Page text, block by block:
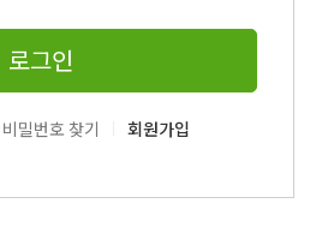
로그인
비밀번호 찾기 회원가입